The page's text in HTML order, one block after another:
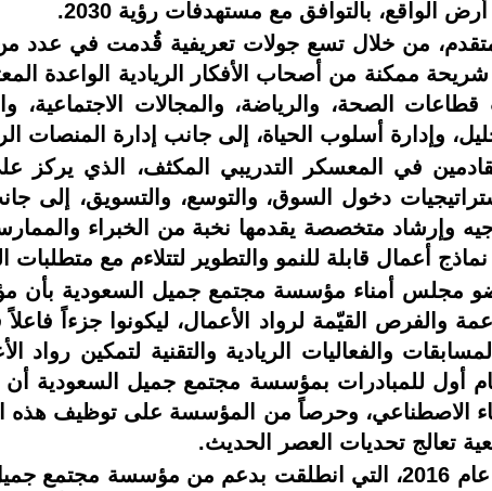
الواقع، بالتوافق مع مستهدفات رؤية 2030.
المسابقة في استقطاب 1,000 متقدم، من خلال تسع جولات تعريفية
الصحة، والرياضة، والمجالات الاجتماعية،
وإدارة أسلوب الحياة، إلى جانب إدارة المنصات
في المعسكر التدريبي المكثف، الذي يركز على
دخول السوق، والتوسع، والتسويق، إلى جانب
متخصصة يقدمها نخبة من الخبراء
أعمال قابلة للنمو والتطوير لتتلاءم مع
مجلس أمناء مؤسسة مجتمع جميل السعودية بأن
والفرص القيّمة لرواد الأعمال، ليكونوا جزءاً
والفعاليات الريادية والتقنية لتمكين
أول للمبادرات بمؤسسة مجتمع جميل السعودية
الاصطناعي، وحرصاً من المؤسسة على توظيف هذه
تعالج تحديات العصر الحديث.
ويعود تاريخ مسابقة ستارت سمارت إلى عام 2016، التي انطلقت